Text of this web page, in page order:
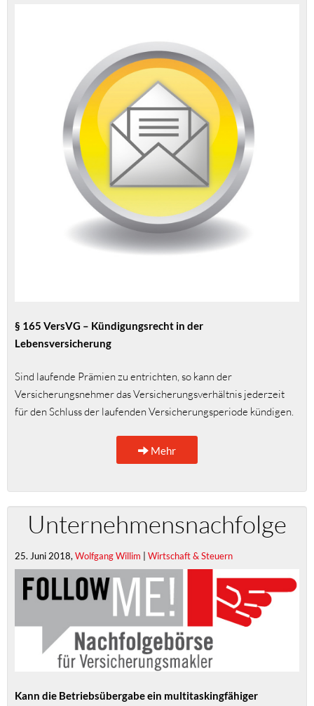
§ 165 VersVG – Kündigungsrecht in der
Lebensversicherung
Sind laufende Prämien zu entrichten, so kann der
Versicherungsnehmer das Versicherungsverhältnis jederzeit
für den Schluss der laufenden Versicherungsperiode kündigen.
Mehr
Unternehmensnachfolge
25. Juni 2018, Wolfgang Willim | Wirtschaft & Steuern
Kann die Betriebsübergabe ein multitaskingfähiger